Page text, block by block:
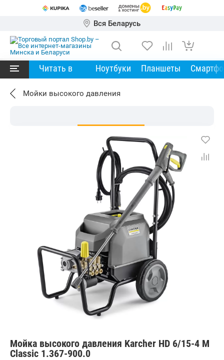
Вся Беларусь
Читать в Ноутбуки Планшеты
Мойки высокого давления
Мойка высокого давления Karcher HD 6/15-4 M
Classic 1.367-900.0